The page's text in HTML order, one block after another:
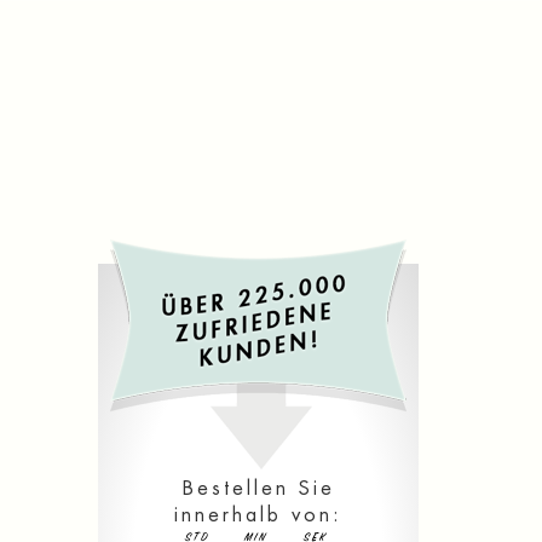
Bestellen Sie
innerhalb von: